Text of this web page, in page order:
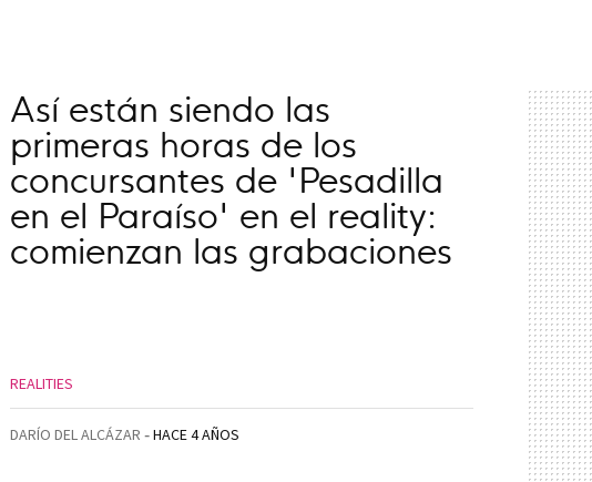
Así están siendo las
primeras horas de los
concursantes de 'Pesadilla
en el Paraíso' en el reality:
comienzan las grabaciones
REALITIES
DARÍO DEL ALCÁZAR HACE 4 AÑOS